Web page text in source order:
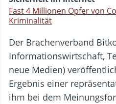
Fast 4 Millionen Opfer von
Kriminalität
Der Brachenverband
Informationswirtschaft,
neue Medien)
Ergebnis einer
ihm bei dem